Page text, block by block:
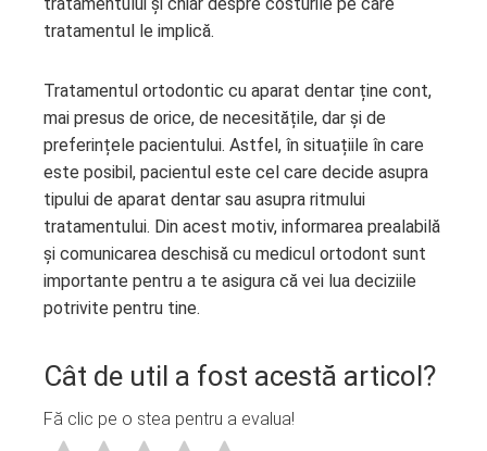
tratamentul le implică.
Tratamentul ortodontic cu aparat dentar ține cont,
mai presus de orice, de necesitățile, dar și de
preferințele pacientului. Astfel, în situațiile în care
este posibil, pacientul este cel care decide asupra
tipului de aparat dentar sau asupra ritmului
tratamentului. Din acest motiv, informarea prealabilă
și comunicarea deschisă cu medicul ortodont sunt
importante pentru a te asigura că vei lua deciziile
potrivite pentru tine.
Cât de util a fost acestă articol?
Fă clic pe o stea pentru a evalua!